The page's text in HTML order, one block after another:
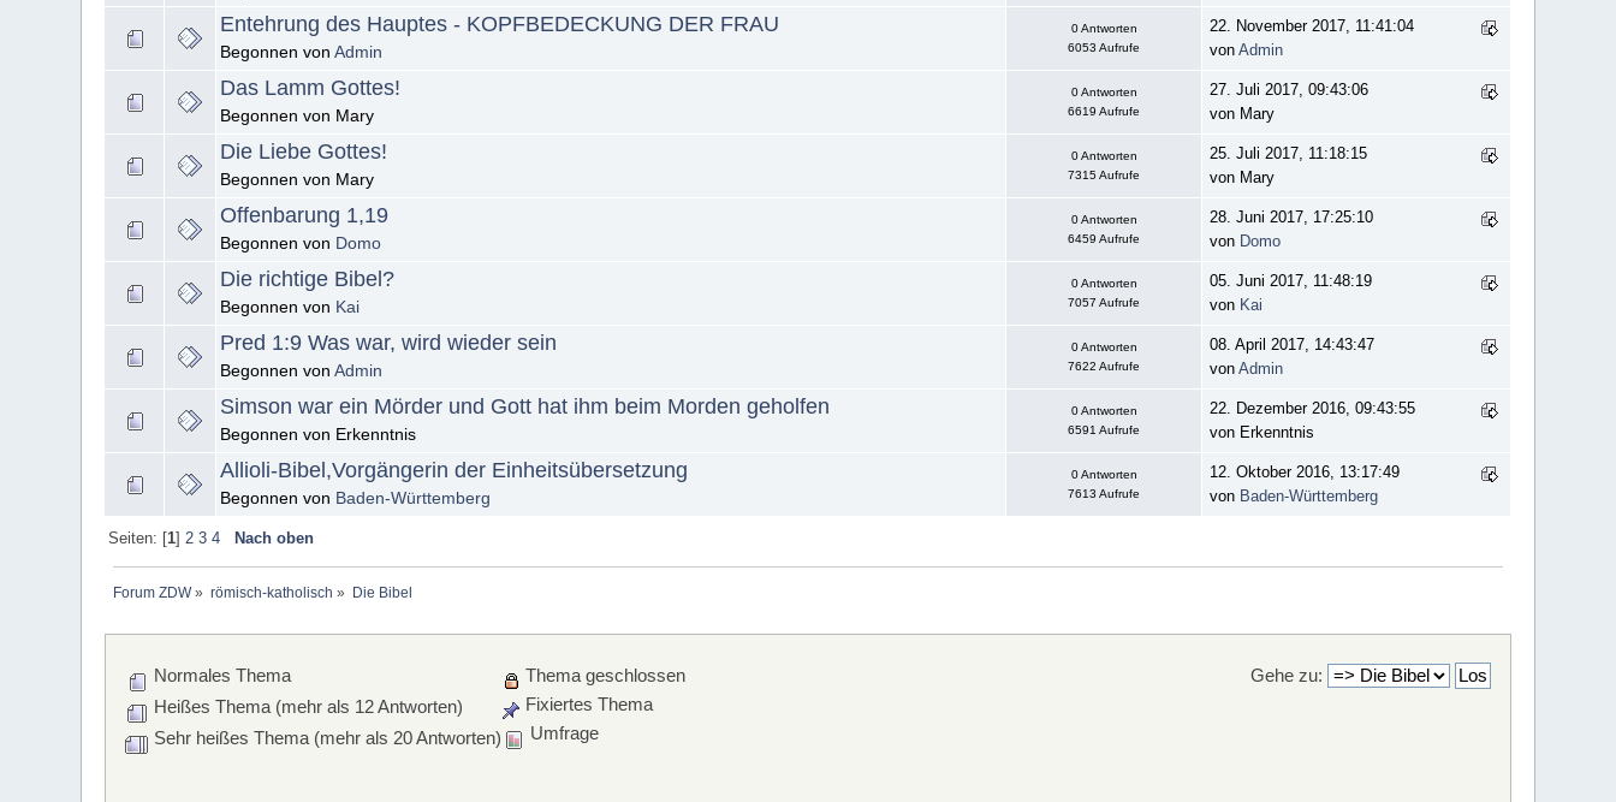
Entehrung des Hauptes - KOPFBEDECKUNG DER FRAU
Begonnen vonAdmin
0 Antworten
6053 Aufrufe
22. November 2017, 11:41:04
vonAdmin
Das Lamm Gottes!
Begonnen von Mary
0 Antworten
6619 Aufrufe
27. Juli 2017, 09:43:06
von Mary
Die Liebe Gottes!
Begonnen von Mary
0 Antworten
7315 Aufrufe
25. Juli 2017, 11:18:15
von Mary
Offenbarung 1,19
Begonnen von Domo
0 Antworten
6459 Aufrufe
28. Juni 2017, 17:25:10
von Domo
Die richtige Bibel?
Begonnen von Kai
0 Antworten
7057 Aufrufe
05. Juni 2017, 11:48:19
von Kai
Pred 1:9 Was war, wird wieder sein
Begonnen vonAdmin
0 Antworten
7622 Aufrufe
08. April 2017, 14:43:47
vonAdmin
Simson war ein Mörder und Gott hat ihm beim Morden geholfen
Begonnen von Erkenntnis
0 Antworten
6591 Aufrufe
22. Dezember 2016, 09:43:55
von Erkenntnis
Allioli-Bibel,Vorgängerin der Einheitsübersetzung
Begonnen von Baden-Württemberg
0 Antworten
7613 Aufrufe
12. Oktober 2016, 13:17:49
von Baden-Württemberg
Seiten: [1] 2 3 4 Nach oben
Forum ZDW» römisch-katholisch » Die Bibel
Gehe zu:
Normales Thema
Heißes Thema (mehr als 12 Antworten)
Sehr heißes Thema (mehr als 20 Antworten)
Thema geschlossen
Fixiertes Thema
Umfrage